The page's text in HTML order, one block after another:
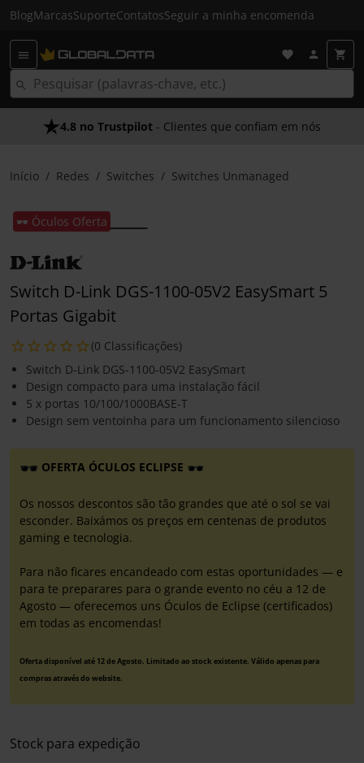
BlogMarcasSuporteContatosSeguir a minha encomenda
4.8 no Trustpilot - Clientes que confiam em nós
Início Redes Switches Switches Unmanaged
🕶️ Óculos Oferta
Switch D-Link DGS-1100-05V2 EasySmart 5
Portas Gigabit
(0 Classificações)
Switch D-Link DGS-1100-05V2 EasySmart
Design compacto para uma instalação fácil
5 x portas 10/100/1000BASE-T
Design sem ventoinha para um funcionamento silencioso
OFERTA ÓCULOS ECLIPSE
Os nossos descontos são tão grandes que até o sol se vai
esconder. Baixámos os preços em centenas de produtos
gaming e tecnologia.
Para não ficares encandeado com estas oportunidades — e
para te preparares para o grande evento no céu a 12 de
Agosto — oferecemos uns Óculos de Eclipse (certificados)
em todas as encomendas!
Oferta disponível até 12 de Agosto. Limitado ao stock existente. Válido apenas para
compras através do website.
Stock para expedição